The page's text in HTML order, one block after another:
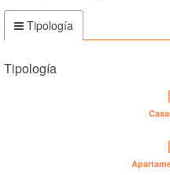
Tipología
Tipología